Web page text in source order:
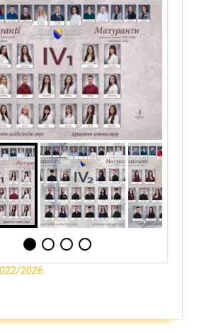
2026.